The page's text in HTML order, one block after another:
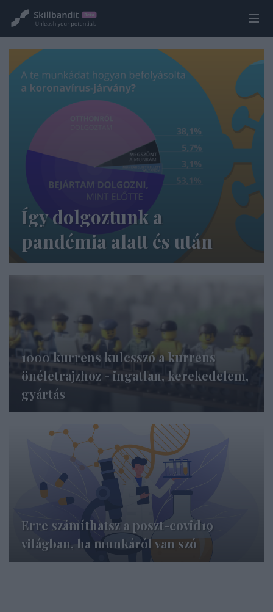
Így dolgoztunk a
pandémia alatt és után
1000 kurrens kulcsszó a kurrens
önéletrajzhoz - ingatlan, kerekedelem,
gyártás
Erre számíthatsz a poszt-covid19
világban, ha munkáról van szó